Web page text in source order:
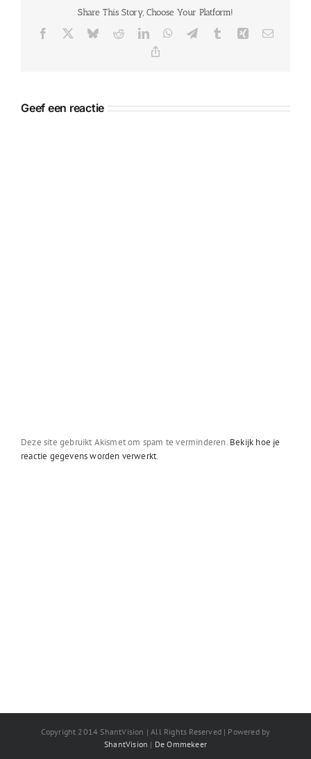
Share This Story, Choose Your Platform!
Facebook BlueskyRedditLinkedInWhatsApp
TelegramTumblr Xing E-
Geef een reactie
Deze site gebruikt Akismet om spam te verminderen. Bekijk hoe je
reactie gegevens worden verwerkt.
Copyright 2014 ShantVision | All Rights Reserved | Powered by
ShantVision | De Ommekeer